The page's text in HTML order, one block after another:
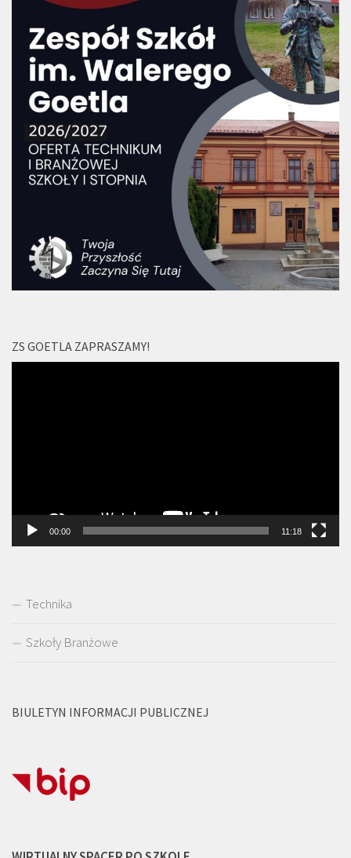
ZS GOETLA ZAPRASZAMY!
00:00 11:18
Technika
Szkoły Branżowe
BIULETYN INFORMACJI PUBLICZNEJ